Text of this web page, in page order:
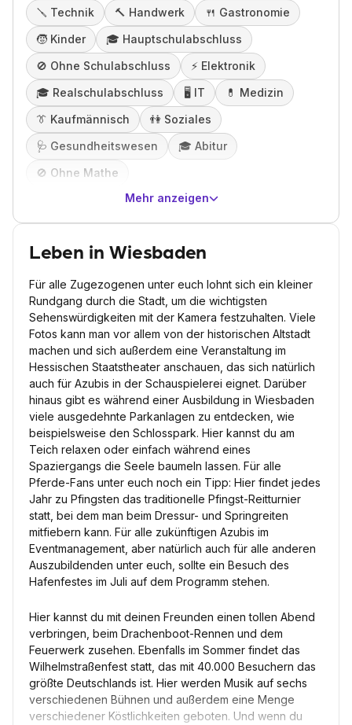
🪛 Technik 🔨 Handwerk 🍴 Gastronomie
🧒 Kinder 🎓️ Hauptschulabschluss
🚫 Ohne Schulabschluss ⚡️ Elektronik
🎓️ Realschulabschluss 🖥️ IT 💊 Medizin
👔 Kaufmännisch 👫 Soziales
🩺 Gesundheitswesen 🎓️ Abitur
🚫 Ohne Mathe
Mehr anzeigen
Leben in Wiesbaden
Für alle Zugezogenen unter euch lohnt sich ein kleiner
Rundgang durch die Stadt, um die wichtigsten
Sehenswürdigkeiten mit der Kamera festzuhalten. Viele
Fotos kann man vor allem von der historischen Altstadt
machen und sich außerdem eine Veranstaltung im
Hessischen Staatstheater anschauen, das sich natürlich
auch für Azubis in der Schauspielerei eignet. Darüber
hinaus gibt es während einer Ausbildung in Wiesbaden
viele ausgedehnte Parkanlagen zu entdecken, wie
beispielsweise den Schlosspark. Hier kannst du am
Teich relaxen oder einfach während eines
Spaziergangs die Seele baumeln lassen. Für alle
Pferde-Fans unter euch noch ein Tipp: Hier findet jedes
Jahr zu Pfingsten das traditionelle Pfingst-Reitturnier
statt, bei dem man beim Dressur- und Springreiten
mitfiebern kann. Für alle zukünftigen Azubis im
Eventmanagement, aber natürlich auch für alle anderen
Auszubildenden unter euch, sollte ein Besuch des
Hafenfestes im Juli auf dem Programm stehen.
Hier kannst du mit deinen Freunden einen tollen Abend
verbringen, beim Drachenboot-Rennen und dem
Feuerwerk zusehen. Ebenfalls im Sommer findet das
Wilhelmstraßenfest statt, das mit 40.000 Besuchern das
größte Deutschlands ist. Hier werden Musik auf sechs
verschiedenen Bühnen und außerdem eine Menge
verschiedener Köstlichkeiten geboten. Und wenn du